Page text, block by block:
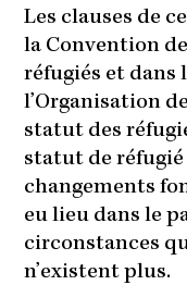
Les clauses de
la Convention
réfugiés et dans
l’Organisation
statut des
statut de
changements
eu lieu dans le
circonstances
n’existent plus.